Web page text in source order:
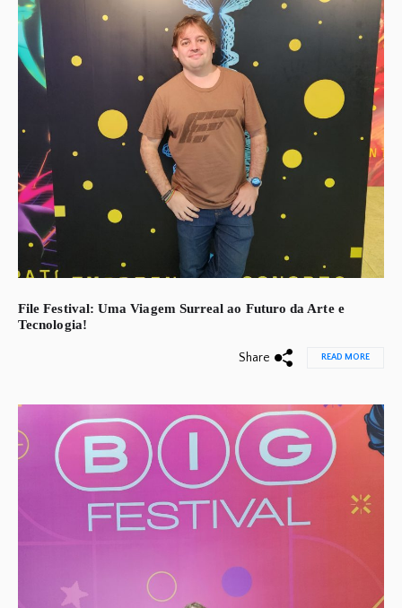
File Festival: Uma Viagem Surreal ao Futuro da Arte e
Tecnologia!
Share READ MORE